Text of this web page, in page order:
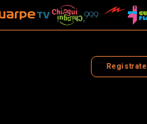
Registrate